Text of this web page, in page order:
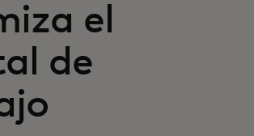
el
de